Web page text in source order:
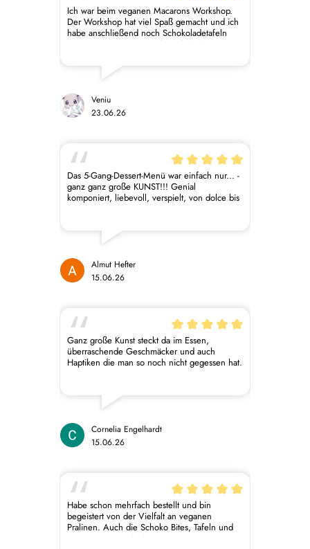
Ich war beim veganen Macarons Workshop.
Der Workshop hat viel Spaß gemacht und ich
habe anschließend noch Schokoladetafeln
mitgenommen, es war alles sehr lecker.
macht mit eurer Unternehmensphilosophie!
Veniu
23.06.26
Das 5-Gang-Dessert-Menü war einfach nur... -
ganz ganz große KUNST!!! Genial
komponiert, liebevoll, verspielt, von dolce bis
herb-rauh, und auch die Getränke dazu
stündiges Verwöhnprogramm für alle Sinne -
Almut Hefter
15.06.26
Ganz große Kunst steckt da im Essen,
überraschende Geschmäcker und auch
Haptiken die man so noch nicht gegessen hat.
Cornelia Engelhardt
15.06.26
Habe schon mehrfach bestellt und bin
begeistert von der Vielfalt an veganen
Pralinen. Auch die Schoko Bites, Tafeln und
Macarons waren lecker. Für die